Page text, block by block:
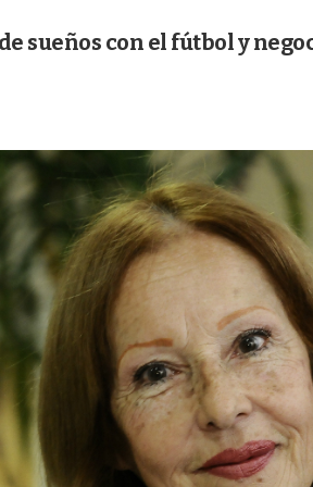
sueños con el fútbol y